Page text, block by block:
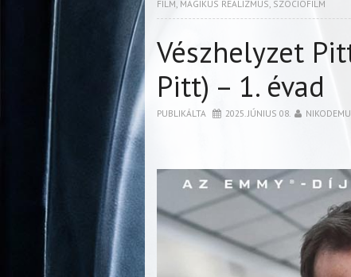
FILM, MÁGIKUS REALIZMUS, SZOCIOFILM
Vészhelyzet
Pitt) – 1. évad
PUBLIKÁLTA 2025. JÚNIUS 08.